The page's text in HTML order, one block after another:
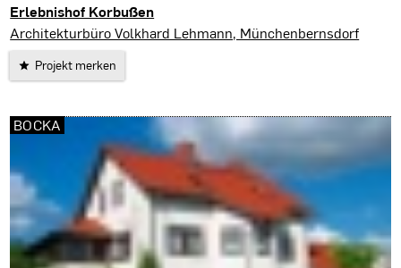
Erlebnishof Korbußen
Korbußen
Architekturbüro Volkhard Lehmann, Münchenbernsdorf
Projekt merken
BOCKA